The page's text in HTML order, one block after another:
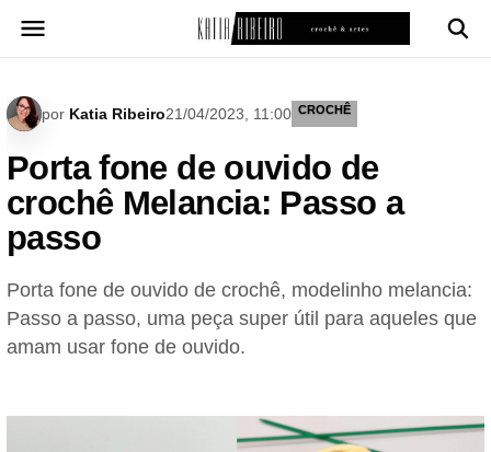
para
por Katia Ribeiro21/04/2023, 11:00 CROCHÊ
Porta fone de ouvido de
crochê Melancia: Passo a
passo
Porta fone de ouvido de crochê, modelinho melancia:
Passo a passo, uma peça super útil para aqueles que
amam usar fone de ouvido.